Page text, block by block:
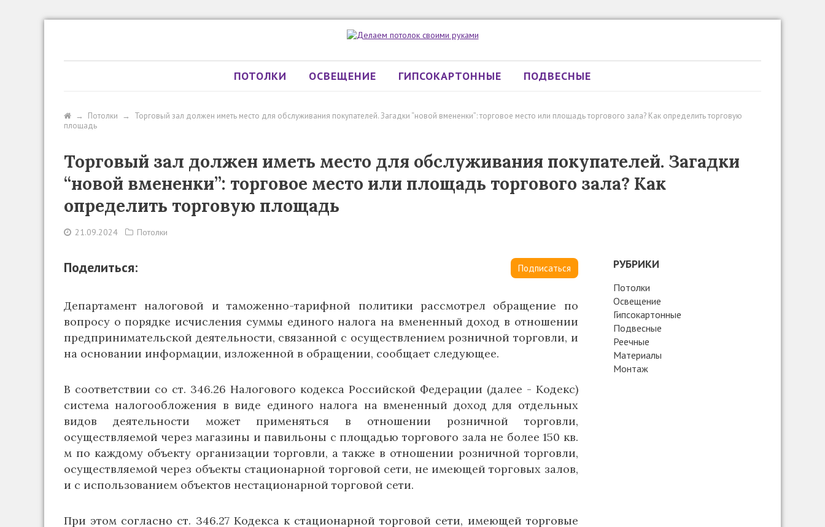
ПОТОЛКИ ОСВЕЩЕНИЕ ГИПСОКАРТОННЫЕ ПОДВЕСНЫЕ
→ Потолки →
Торговый зал должен иметь место для обслуживания покупателей. Загадки “новой вмененки”: торговое место или площадь торгового зала? Как определить торговую
площадь
Торговый зал должен иметь место для обслуживания покупателей. Загадки
“новой вмененки”: торговое место или площадь торгового зала? Как
определить торговую площадь
21.09.2024 Потолки
Поделиться: Подписаться
Департамент налоговой и таможенно-тарифной политики рассмотрел обращение по
вопросу о порядке исчисления суммы единого налога на вмененный доход в отношении
предпринимательской деятельности, связанной с осуществлением розничной торговли, и
на основании информации, изложенной в обращении, сообщает следующее.
В соответствии со ст. 346.26 Налогового кодекса Российской Федерации (далее - Кодекс)
система налогообложения в виде единого налога на вмененный доход для отдельных
видов деятельности может применяться в отношении розничной торговли,
осуществляемой через магазины и павильоны с площадью торгового зала не более 150 кв.
м по каждому объекту организации торговли, а также в отношении розничной торговли,
осуществляемой через объекты стационарной торговой сети, не имеющей торговых залов,
и с использованием объектов нестационарной торговой сети.
При этом согласно ст. 346.27 Кодекса к стационарной торговой сети, имеющей торговые
РУБРИКИ
Потолки
Освещение
Гипсокартонные
Подвесные
Реечные
Материалы
Монтаж